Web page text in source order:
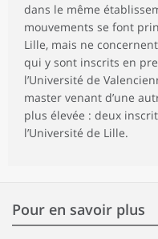
dans le même
mouvements se font
Lille, mais ne
qui y sont inscrits en
l’Université de
master venant d’une
plus élevée : deux
l’Université de Lille.
Pour en savoir plus